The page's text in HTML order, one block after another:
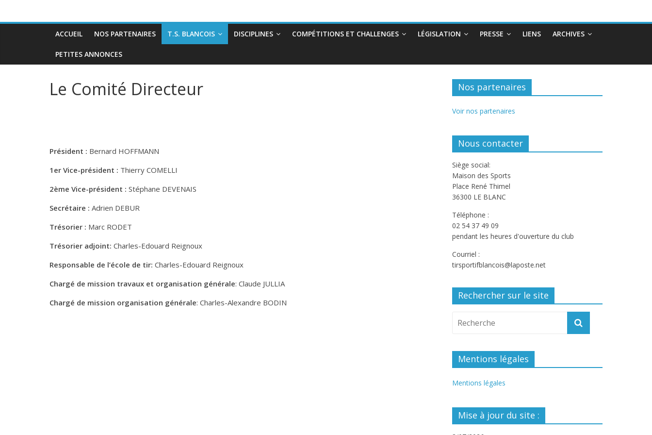
ACCUEIL NOS PARTENAIRES T.S. BLANCOIS DISCIPLINES COMPÉTITIONS ET CHALLENGES LÉGISLATION PRESSE LIENS ARCHIVES
PETITES ANNONCES
Le Comité Directeur
Président : Bernard HOFFMANN
1er Vice-président : Thierry COMELLI
2ème Vice-président : Stéphane DEVENAIS
Secrétaire : Adrien DEBUR
Trésorier : Marc RODET
Trésorier adjoint: Charles-Edouard Reignoux
Responsable de l’école de tir: Charles-Edouard Reignoux
Chargé de mission travaux et organisation générale: Claude JULLIA
Chargé de mission organisation générale: Charles-Alexandre BODIN
Nos partenaires
Voir nos partenaires
Nous contacter
Siège social:
Maison des Sports
Place René Thimel
36300 LE BLANC
Téléphone :
02 54 37 49 09
pendant les heures d'ouverture du club
Courriel :
tirsportifblancois@laposte.net
Rechercher sur le site
Mentions légales
Mentions légales
Mise à jour du site :